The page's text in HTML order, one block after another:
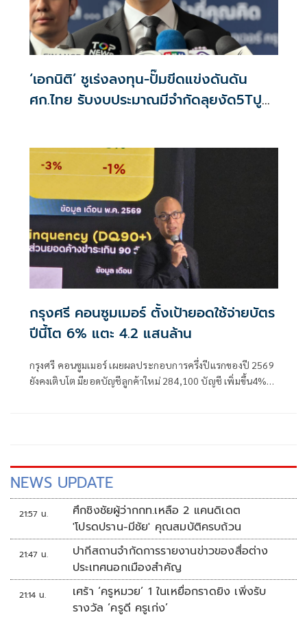
‘เอกนิติ’ ชูเร่งลงทุน-ปั๊มขีดแข่งดันดัน
ศก.ไทย รับงบประมาณมีจำกัดลุยงัด5Tปู
กรุงศรี คอนซูมเมอร์ ตั้งเป้ายอดใช้จ่ายบัตร
ปีนี้โต 6% แตะ 4.2 แสนล้าน
กรุงศรี คอนซูมเมอร์ เผยผลประกอบการครึ่งปีแรกของปี 2569
ยังคงเติบโต มียอดบัญชีลูกค้าใหม่ 284,100 บัญชี เพิ่มขึ้น4%
NEWS UPDATE
21:57 น.
ศึกชิงชัยผู้ว่ากกท.เหลือ 2 แคนดิเดต
'โปรดปราน-มีชัย' คุณสมบัติครบถ้วน
21:47 น.
ปากีสถานจำกัดการรายงานข่าวของสื่อต่าง
ประเทศนอกเมืองสำคัญ
21:14 น.
เศร้า ‘ครูหมวย’ 1 ในเหยื่อกราดยิง เพิ่งรับ
รางวัล ‘ครูดี ครูเก่ง’